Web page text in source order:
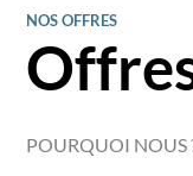
NOS OFFRES
POURQUOI NOUS